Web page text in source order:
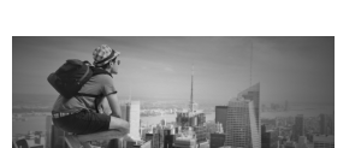
POWER BANK (ПОВЕР БАНК)
МИНИ КАМЕРЫ